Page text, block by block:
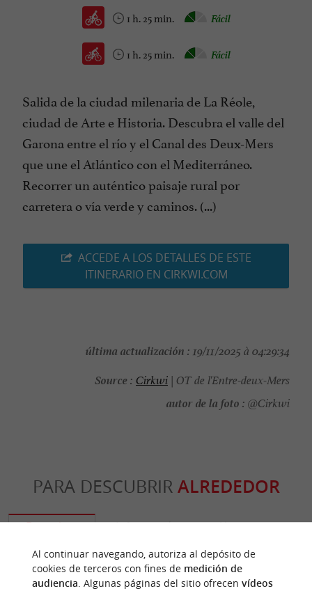
1 h. 25 min. Fácil
1 h. 25 min. Fácil
Salida de la ciudad milenaria de La Réole,
ciudad de Arte e Historia. Descubra el valle del
Garona entre el río y el Canal des Deux-Mers
que une el Atlántico con el Mediterráneo.
Recorrer un auténtico paisaje rural por
carretera o vía verde y caminos. (...)
ACCEDE A LOS DETALLES DE ESTE
ITINERARIO EN CIRKWI.COM
última actualización : 19/11/2025 à 04:29:34
Source : Cirkwi | OT de l'Entre-deux-Mers
autor de la foto : @Cirkwi
PARA DESCUBRIR ALREDEDOR
Descubrir Información Alojamiento
Al continuar navegando, autoriza al depósito de
cookies de terceros con fines de medición de
audiencia . Algunas páginas del sitio ofrecen vídeos